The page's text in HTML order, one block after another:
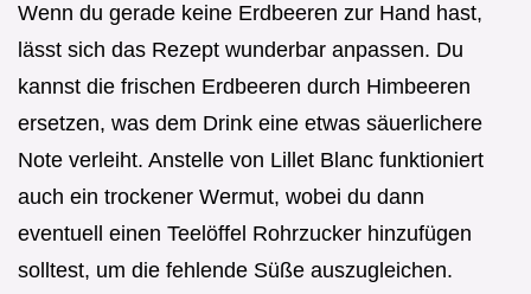
Wenn du gerade keine Erdbeeren zur Hand hast,
lässt sich das Rezept wunderbar anpassen. Du
kannst die frischen Erdbeeren durch Himbeeren
ersetzen, was dem Drink eine etwas säuerlichere
Note verleiht. Anstelle von Lillet Blanc funktioniert
auch ein trockener Wermut, wobei du dann
eventuell einen Teelöffel Rohrzucker hinzufügen
solltest, um die fehlende Süße auszugleichen.